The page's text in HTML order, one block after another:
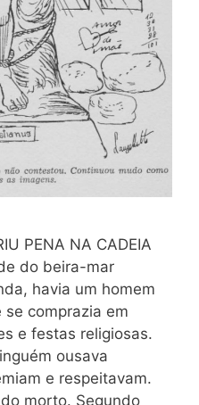
PENA NA CADEIA
do beira-mar
havia um homem
comprazia em
e festas religiosas.
ousava
e respeitavam.
morto. Segundo